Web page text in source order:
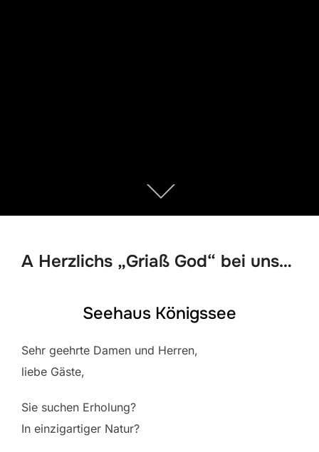
Zum
Inhalt
A Herzlichs „Griaß God“ bei uns…
Seehaus Königssee
Sehr geehrte Damen und Herren,
liebe Gäste,
Sie suchen Erholung?
In einzigartiger Natur?